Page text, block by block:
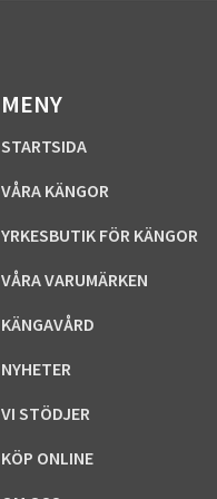
MENY
STARTSIDA
VÅRA KÄNGOR
YRKESBUTIK FÖR KÄNGOR
VÅRA VARUMÄRKEN
KÄNGAVÅRD
NYHETER
VI STÖDJER
KÖP ONLINE